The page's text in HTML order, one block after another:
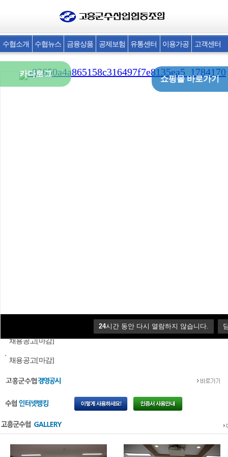
24시간 동안 다시 열람하지 않습니다.
쇼핑몰 바로가기
카다로그
이홍재 조합장 올해의 수신인상 수상
채용공고[마감]
채용공고[마감]